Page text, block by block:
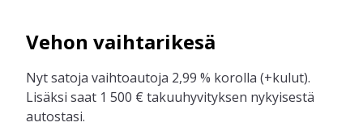
Vehon vaihtarikesä
Nyt satoja vaihtoautoja 2,99 % korolla (+kulut).
Lisäksi saat 1 500 € takuuhyvityksen nykyisestä
autostasi.